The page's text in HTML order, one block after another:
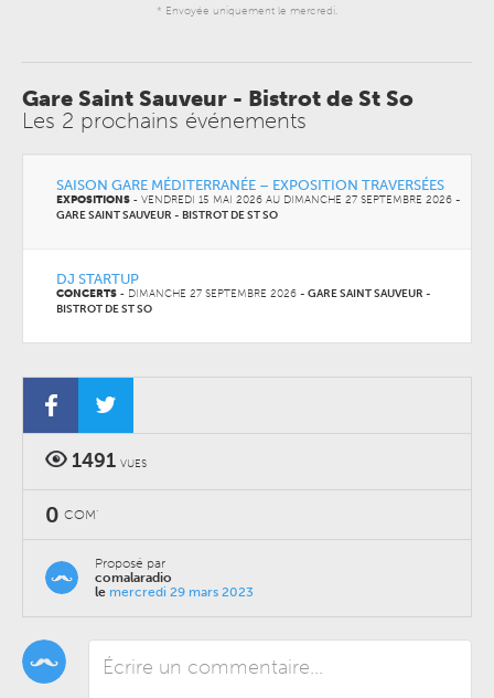
* Envoyée uniquement le mercredi.
Gare Saint Sauveur - Bistrot de St So
Les 2 prochains événements
SAISON GARE MÉDITERRANÉE – EXPOSITION TRAVERSÉES
EXPOSITIONS - VENDREDI 15 MAI 2026 AU DIMANCHE 27 SEPTEMBRE 2026 -
GARE SAINT SAUVEUR - BISTROT DE ST SO
DJ STARTUP
CONCERTS - DIMANCHE 27 SEPTEMBRE 2026 - GARE SAINT SAUVEUR -
BISTROT DE ST SO
1491 VUES
0 COM'
Proposé par
comalaradio
le mercredi 29 mars 2023